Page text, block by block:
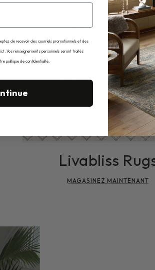
Livabliss
MAGASINEZ MAINTENANT
de recevoir des courriels promotionnels et des
Vos renseignements personnels seront traités
politique de confidentialité.